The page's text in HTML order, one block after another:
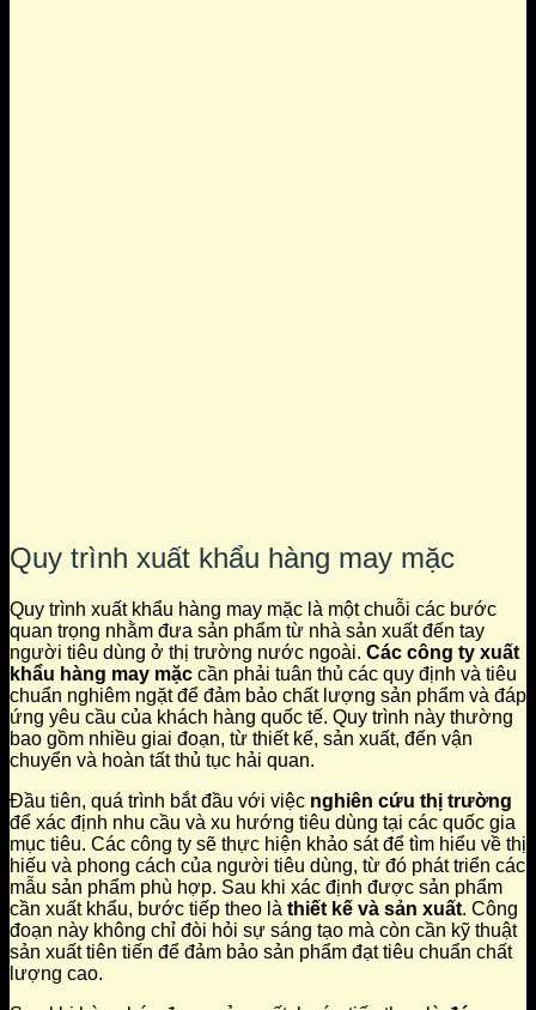
Quy trình xuất khẩu hàng may mặc
Quy trình xuất khẩu hàng may mặc là một chuỗi các bước
quan trọng nhằm đưa sản phẩm từ nhà sản xuất đến tay
người tiêu dùng ở thị trường nước ngoài. Các công ty xuất
khẩu hàng may mặc cần phải tuân thủ các quy định và tiêu
chuẩn nghiêm ngặt để đảm bảo chất lượng sản phẩm và đáp
ứng yêu cầu của khách hàng quốc tế. Quy trình này thường
bao gồm nhiều giai đoạn, từ thiết kế, sản xuất, đến vận
chuyển và hoàn tất thủ tục hải quan.
Đầu tiên, quá trình bắt đầu với việc nghiên cứu thị trường
để xác định nhu cầu và xu hướng tiêu dùng tại các quốc gia
mục tiêu. Các công ty sẽ thực hiện khảo sát để tìm hiểu về thị
hiếu và phong cách của người tiêu dùng, từ đó phát triển các
mẫu sản phẩm phù hợp. Sau khi xác định được sản phẩm
cần xuất khẩu, bước tiếp theo là thiết kế và sản xuất. Công
đoạn này không chỉ đòi hỏi sự sáng tạo mà còn cần kỹ thuật
sản xuất tiên tiến để đảm bảo sản phẩm đạt tiêu chuẩn chất
lượng cao.